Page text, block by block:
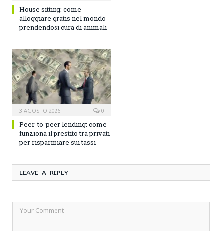
House sitting: come
alloggiare gratis nel mondo
prendendosi cura di animali
3 AGOSTO 2026 0
Peer-to-peer lending: come
funziona il prestito tra privati
per risparmiare sui tassi
LEAVE A REPLY